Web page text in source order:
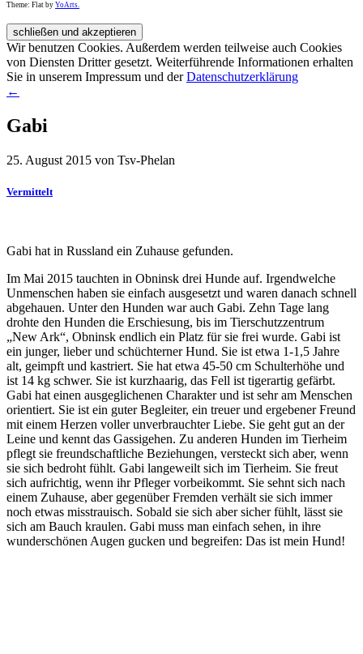
Theme: Flat by YoArts.
Wir benutzen Cookies. Außerdem werden teilweise auch Cookies
von Diensten Dritter gesetzt. Weiterführende Informationen erhalten
Sie in unserem Impressum und derDatenschutzerklärung
←
Gabi
25. August 2015 von Tsv-Phelan
Vermittelt
Gabi hat in Russland ein Zuhause gefunden.
Im Mai 2015 tauchten in Obninsk drei Hunde auf. Irgendwelche
Unmenschen haben sie einfach ausgesetzt und waren danach schnell
abgehauen. Unter den Hunden war auch Gabi. Zehn Tage lang
drohte den Hunden die Erschiesung, bis im Tierschutzzentrum
„New Ark“, Obninsk endlich ein Platz für sie frei wurde. Gabi ist
ein junger, lieber und schüchterner Hund. Sie ist etwa 1-1,5 Jahre
alt, geimpft und kastriert. Sie hat etwa 45-50 cm Schulterhöhe und
ist 14 kg schwer. Sie ist kurzhaarig, das Fell ist tigerartig gefärbt.
Gabi hat einen ausgeglichenen Charakter und ist sehr am Menschen
orientiert. Sie ist ein guter Begleiter, ein treuer und ergebener Freund
mit einem Herzen voller unverbrauchter Liebe. Sie geht gut an der
Leine und kennt das Gassigehen. Zu anderen Hunden im Tierheim
pflegt sie freundschaftliche Beziehungen, versteckt sich aber, wenn
sie sich bedroht fühlt. Gabi langeweilt sich im Tierheim. Sie freut
sich aufrichtig, wenn ihr Pfleger vorbeikommt. Sie sehnt sich nach
einem Zuhause, aber gegenüber Fremden verhält sie sich immer
noch etwas misstrauisch. Sobald sie sich aber sicher fühlt, lässt sie
sich am Bauch kraulen. Gabi muss man einfach sehen, in ihre
wunderschönen Augen gucken und begreifen: Das ist mein Hund!